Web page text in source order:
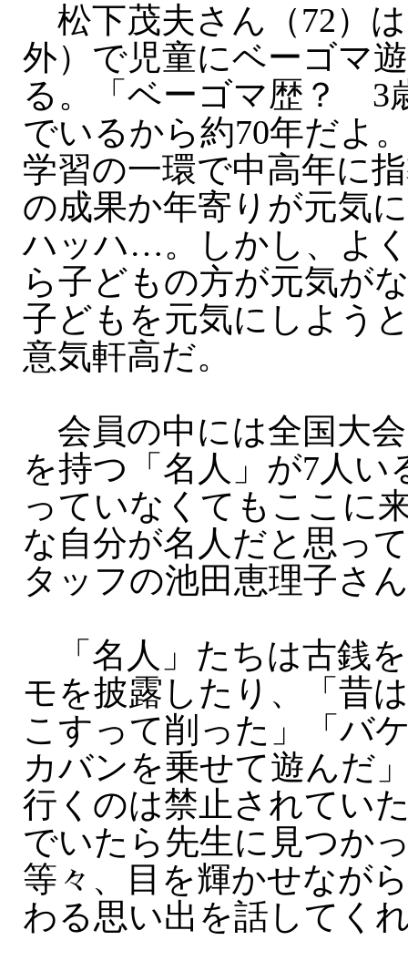
松下茂夫さん（72）
外）で児童にベーゴマ
る。「ベーゴマ歴？ 3
でいるから約70年だよ
学習の一環で中高年に
の成果か年寄りが元気
ハッハ…。しかし、よ
ら子どもの方が元気が
子どもを元気にしよう
意気軒高だ。
会員の中には全国大
を持つ「名人」が7人い
っていなくてもここに
な自分が名人だと思っ
タッフの池田恵理子さ
「名人」たちは古銭
モを披露したり、「昔
こすって削った」「バ
カバンを乗せて遊んだ
行くのは禁止されてい
でいたら先生に見つか
等々、目を輝かせなが
わる思い出を話してく